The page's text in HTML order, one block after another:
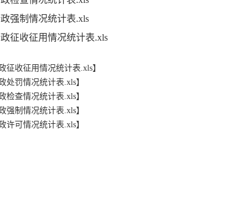
强制情况统计表.xls
征收征用情况统计表.xls
征收征用情况统计表.xls】
处罚情况统计表.xls】
检查情况统计表.xls】
强制情况统计表.xls】
许可情况统计表.xls】